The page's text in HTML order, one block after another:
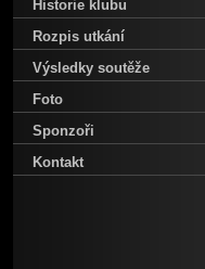
Historie klubu
Rozpis utkání
Výsledky soutěže
Foto
Sponzoři
Kontakt